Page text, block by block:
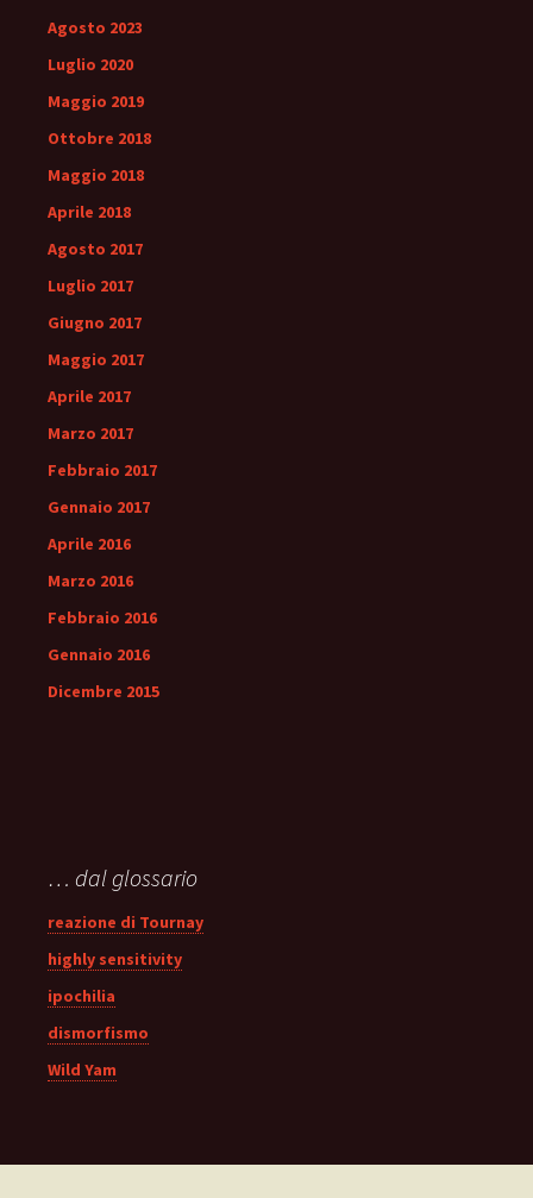
Agosto 2023
Luglio 2020
Maggio 2019
Ottobre 2018
Maggio 2018
Aprile 2018
Agosto 2017
Luglio 2017
Giugno 2017
Maggio 2017
Aprile 2017
Marzo 2017
Febbraio 2017
Gennaio 2017
Aprile 2016
Marzo 2016
Febbraio 2016
Gennaio 2016
Dicembre 2015
… dal glossario
reazione di Tournay
highly sensitivity
ipochilia
dismorfismo
Wild Yam